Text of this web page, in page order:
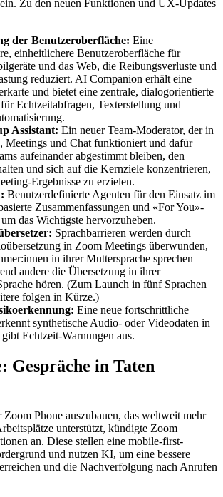
Zu den neuen Funktionen und UX-Updates
der Benutzeroberfläche: Eine
einheitlichere Benutzeroberfläche für
und das Web, die Reibungsverluste und
reduziert. AI Companion erhält eine
und bietet eine zentrale, dialogorientierte
Echtzeitabfragen, Texterstellung und
Assistant: Ein neuer Team-Moderator, der in
Meetings und Chat funktioniert und dafür
aufeinander abgestimmt bleiben, den
und sich auf die Kernziele konzentrieren,
Ergebnisse zu erzielen.
Benutzerdefinierte Agenten für den Einsatz im
Zusammenfassungen und «For You»-
das Wichtigste hervorzuheben.
Sprachbarrieren werden durch
in Zoom Meetings überwunden,
in ihrer Muttersprache sprechen
andere die Übersetzung in ihrer
hören. (Zum Launch in fünf Sprachen
folgen in Kürze.)
Eine neue fortschrittliche
synthetische Audio- oder Videodaten in
Echtzeit-Warnungen aus.
Gespräche in Taten
Phone auszubauen, das weltweit mehr
unterstützt, kündigte Zoom
an. Diese stellen eine mobile-first-
und nutzen KI, um eine bessere
und die Nachverfolgung nach Anrufen